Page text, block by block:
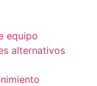
equipo
alternativos